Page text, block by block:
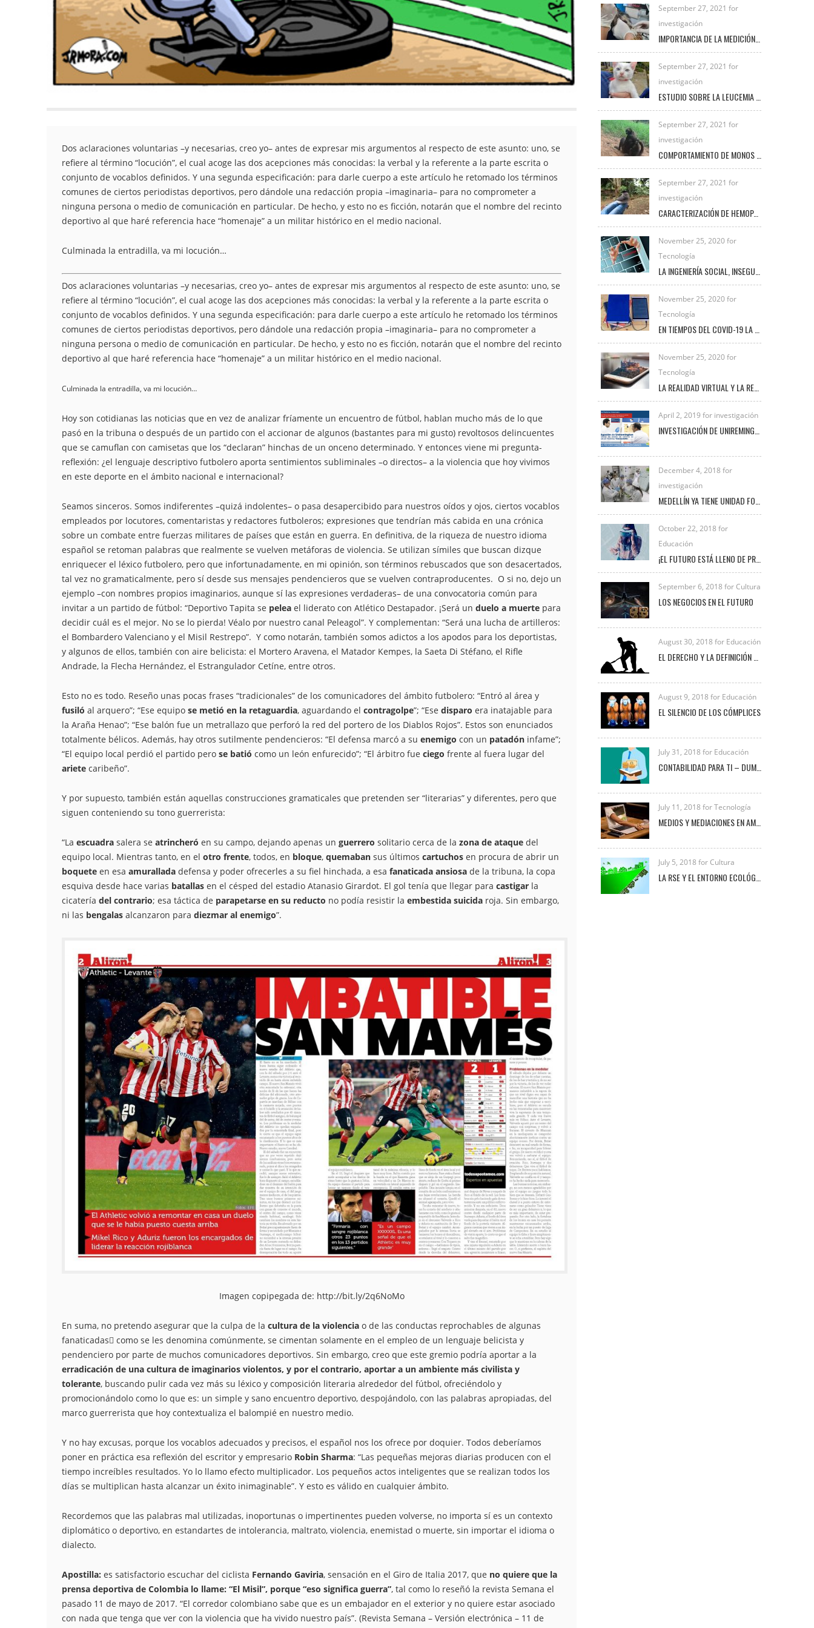
Dos aclaraciones voluntarias –y necesarias, creo yo– antes de expresar mis argumentos al respecto de este asunto: uno, se
refiere al término “locución”, el cual acoge las dos acepciones más conocidas: la verbal y la referente a la parte escrita o
conjunto de vocablos definidos. Y una segunda especificación: para darle cuerpo a este artículo he retomado los términos
comunes de ciertos periodistas deportivos, pero dándole una redacción propia –imaginaria– para no comprometer a
ninguna persona o medio de comunicación en particular. De hecho, y esto no es ficción, notarán que el nombre del recinto
deportivo al que haré referencia hace “homenaje” a un militar histórico en el medio nacional.
Culminada la entradilla, va mi locución…
Dos aclaraciones voluntarias –y necesarias, creo yo– antes de expresar mis argumentos al respecto de este asunto: uno, se
refiere al término “locución”, el cual acoge las dos acepciones más conocidas: la verbal y la referente a la parte escrita o
conjunto de vocablos definidos. Y una segunda especificación: para darle cuerpo a este artículo he retomado los términos
comunes de ciertos periodistas deportivos, pero dándole una redacción propia –imaginaria– para no comprometer a
ninguna persona o medio de comunicación en particular. De hecho, y esto no es ficción, notarán que el nombre del recinto
deportivo al que haré referencia hace “homenaje” a un militar histórico en el medio nacional.
Culminada la entradilla, va mi locución…
Hoy son cotidianas las noticias que en vez de analizar fríamente un encuentro de fútbol, hablan mucho más de lo que
pasó en la tribuna o después de un partido con el accionar de algunos (bastantes para mi gusto) revoltosos delincuentes
que se camuflan con camisetas que los “declaran” hinchas de un onceno determinado. Y entonces viene mi pregunta-
reflexión: ¿el lenguaje descriptivo futbolero aporta sentimientos subliminales –o directos– a la violencia que hoy vivimos
en este deporte en el ámbito nacional e internacional?
Seamos sinceros. Somos indiferentes –quizá indolentes– o pasa desapercibido para nuestros oídos y ojos, ciertos vocablos
empleados por locutores, comentaristas y redactores futboleros; expresiones que tendrían más cabida en una crónica
sobre un combate entre fuerzas militares de países que están en guerra. En definitiva, de la riqueza de nuestro idioma
español se retoman palabras que realmente se vuelven metáforas de violencia. Se utilizan símiles que buscan dizque
enriquecer el léxico futbolero, pero que infortunadamente, en mi opinión, son términos rebuscados que son desacertados,
tal vez no gramaticalmente, pero sí desde sus mensajes pendencieros que se vuelven contraproducentes. O si no, dejo un
ejemplo –con nombres propios imaginarios, aunque sí las expresiones verdaderas– de una convocatoria común para
invitar a un partido de fútbol: “Deportivo Tapita se pelea el liderato con Atlético Destapador. ¡Será un duelo a muerte para
decidir cuál es el mejor. No se lo pierda! Véalo por nuestro canal Peleagol”. Y complementan: “Será una lucha de artilleros:
el Bombardero Valenciano y el Misil Restrepo”. Y como notarán, también somos adictos a los apodos para los deportistas,
y algunos de ellos, también con aire belicista: el Mortero Aravena, el Matador Kempes, la Saeta Di Stéfano, el Rifle
Andrade, la Flecha Hernández, el Estrangulador Cetíne, entre otros.
Esto no es todo. Reseño unas pocas frases “tradicionales” de los comunicadores del ámbito futbolero: “Entró al área y
fusiló al arquero”; “Ese equipo se metió en la retaguardia, aguardando el contragolpe”; “Ese disparo era inatajable para
la Araña Henao”; “Ese balón fue un metrallazo que perforó la red del portero de los Diablos Rojos”. Estos son enunciados
totalmente bélicos. Además, hay otros sutilmente pendencieros: “El defensa marcó a su enemigo con un patadón infame”;
“El equipo local perdió el partido pero se batió como un león enfurecido”; “El árbitro fue ciego frente al fuera lugar del
ariete caribeño”.
Y por supuesto, también están aquellas construcciones gramaticales que pretenden ser “literarias” y diferentes, pero que
siguen conteniendo su tono guerrerista:
“La escuadra salera se atrincheró en su campo, dejando apenas un guerrero solitario cerca de la zona de ataque del
equipo local. Mientras tanto, en el otro frente, todos, en bloque, quemaban sus últimos cartuchos en procura de abrir un
boquete en esa amurallada defensa y poder ofrecerles a su fiel hinchada, a esa fanaticada ansiosa de la tribuna, la copa
esquiva desde hace varias batallas en el césped del estadio Atanasio Girardot. El gol tenía que llegar para castigar la
cicatería del contrario; esa táctica de parapetarse en su reducto no podía resistir la embestida suicida roja. Sin embargo,
ni las bengalas alcanzaron para diezmar al enemigo”.
Imagen copipegada de: http://bit.ly/2q6NoMo
En suma, no pretendo asegurar que la culpa de la cultura de la violencia o de las conductas reprochables de algunas
fanaticadas como se les denomina comúnmente, se cimentan solamente en el empleo de un lenguaje belicista y
pendenciero por parte de muchos comunicadores deportivos. Sin embargo, creo que este gremio podría aportar a la
erradicación de una cultura de imaginarios violentos, y por el contrario, aportar a un ambiente más civilista y
tolerante, buscando pulir cada vez más su léxico y composición literaria alrededor del fútbol, ofreciéndolo y
promocionándolo como lo que es: un simple y sano encuentro deportivo, despojándolo, con las palabras apropiadas, del
marco guerrerista que hoy contextualiza el balompié en nuestro medio.
Y no hay excusas, porque los vocablos adecuados y precisos, el español nos los ofrece por doquier. Todos deberíamos
poner en práctica esa reflexión del escritor y empresario Robin Sharma: “Las pequeñas mejoras diarias producen con el
tiempo increíbles resultados. Yo lo llamo efecto multiplicador. Los pequeños actos inteligentes que se realizan todos los
días se multiplican hasta alcanzar un éxito inimaginable”. Y esto es válido en cualquier ámbito.
Recordemos que las palabras mal utilizadas, inoportunas o impertinentes pueden volverse, no importa sí es un contexto
diplomático o deportivo, en estandartes de intolerancia, maltrato, violencia, enemistad o muerte, sin importar el idioma o
dialecto.
Apostilla: es satisfactorio escuchar del ciclista Fernando Gaviria, sensación en el Giro de Italia 2017, que no quiere que la
prensa deportiva de Colombia lo llame: “El Misil”, porque “eso significa guerra”, tal como lo reseñó la revista Semana el
pasado 11 de mayo de 2017. “El corredor colombiano sabe que es un embajador en el exterior y no quiere estar asociado
con nada que tenga que ver con la violencia que ha vivido nuestro país”. (Revista Semana – Versión electrónica – 11 de
September 27, 2021 for
investigación
September 27, 2021 for
investigación
September 27, 2021 for
investigación
September 27, 2021 for
investigación
CARACTERIZACIÓN DE HEMOPARÁSITOS PRESENTES EN AVES SILVESTRES EN EL MUNICIPIO DE FREDONIA DURANTE EL PERIODO 2020 – 2021
November 25, 2020 for
Tecnología
November 25, 2020 for
Tecnología
November 25, 2020 for
Tecnología
April 2, 2019 for investigación
December 4, 2018 for
investigación
October 22, 2018 for
Educación
September 6, 2018 for Cultura
LOS NEGOCIOS EN EL FUTURO
August 30, 2018 for Educación
August 9, 2018 for Educación
EL SILENCIO DE LOS CÓMPLICES
July 31, 2018 for Educación
July 11, 2018 for Tecnología
July 5, 2018 for Cultura